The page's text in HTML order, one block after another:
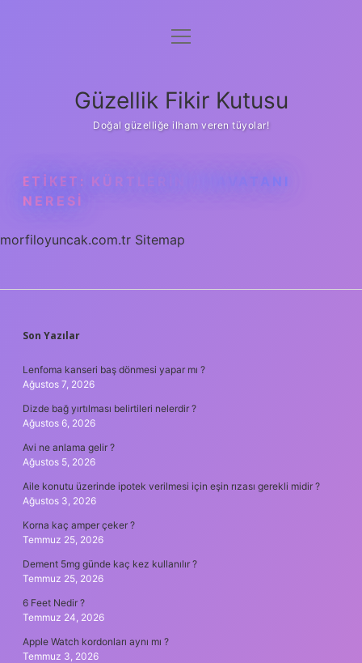
Anasayfa
Yasal Uyarı
menüyü
Güzellik Fikir Kutusu
Doğal güzelliğe ilham veren tüyolar!
ETIKET: KÜRTLERIN ANAVATANI
NERESI
morfiloyuncak.com.tr Sitemap
SIDEBAR
Son Yazılar
Lenfoma kanseri baş dönmesi yapar mı ?
Ağustos 7, 2026
Dizde bağ yırtılması belirtileri nelerdir ?
Ağustos 6, 2026
Avi ne anlama gelir ?
Ağustos 5, 2026
Aile konutu üzerinde ipotek verilmesi için eşin rızası gerekli midir ?
Ağustos 3, 2026
Korna kaç amper çeker ?
Temmuz 25, 2026
Dement 5mg günde kaç kez kullanılır ?
Temmuz 25, 2026
6 Feet Nedir ?
Temmuz 24, 2026
Apple Watch kordonları aynı mı ?
Temmuz 3, 2026